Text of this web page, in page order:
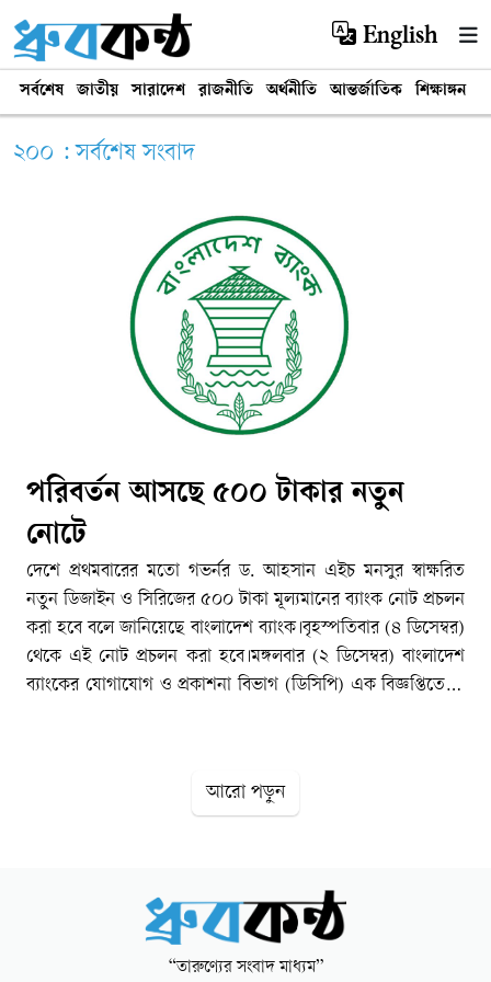
English
সর্বশেষ জাতীয় সারাদেশ রাজনীতি অর্থনীতি আন্তর্জাতিক শিক্ষাঙ্গন
২০০ : সর্বশেষ সংবাদ
পরিবর্তন আসছে ৫০০ টাকার নতুন
নোটে
দেশে প্রথমবারের মতো গভর্নর ড. আহসান এইচ মনসুর স্বাক্ষরিত
নতুন ডিজাইন ও সিরিজের ৫০০ টাকা মূল্যমানের ব্যাংক নোট প্রচলন
করা হবে বলে জানিয়েছে বাংলাদেশ ব্যাংক।বৃহস্পতিবার (৪ ডিসেম্বর)
থেকে এই নোট প্রচলন করা হবে।মঙ্গলবার (২ ডিসেম্বর) বাংলাদেশ
ব্যাংকের যোগাযোগ ও প্রকাশনা বিভাগ (ডিসিপি) এক বিজ্ঞপ্তিতে এ
১০, ৫ ও ২ টাকা) নতুন নোট মুদ্রণের কার্যক্রম গ্রহণ করেছে।
আরো পড়ুন
“তারুণ্যের সংবাদ মাধ্যম”